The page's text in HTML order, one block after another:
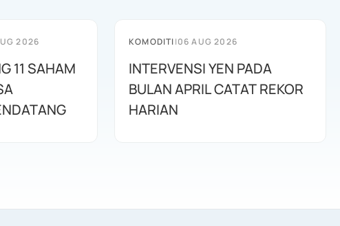
2026
11 SAHAM
KOMODITI|06 AUG 2026
INTERVENSI YEN PADA
BULAN APRIL CATAT REKOR
HARIAN